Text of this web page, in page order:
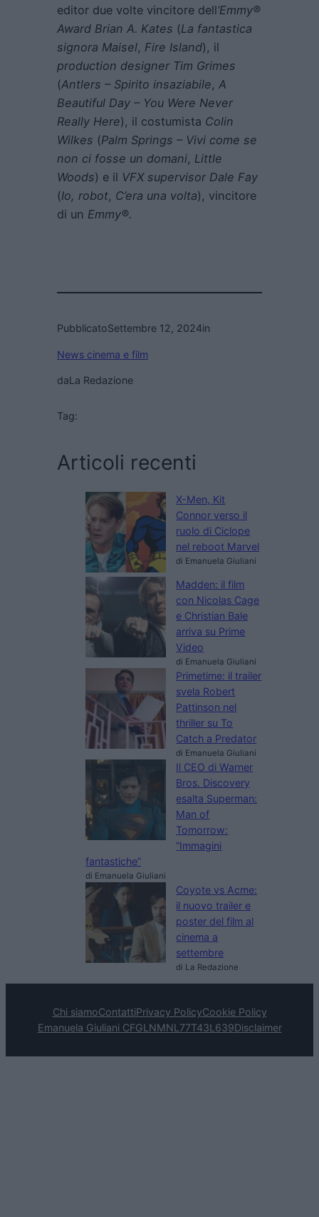
editor due volte vincitore dell‘Emmy®
Award Brian A. Kates (La fantastica
signora Maisel, Fire Island), il
production designer Tim Grimes
(Antlers – Spirito insaziabile, A
Beautiful Day – You Were Never
Really Here), il costumista Colin
Wilkes (Palm Springs – Vivi come se
non ci fosse un domani, Little
Woods) e il VFX supervisor Dale Fay
(Io, robot, C’era una volta), vincitore
di un Emmy®.
PubblicatoSettembre 12, 2024in
News cinema e film
daLa Redazione
Tag:
Articoli recenti
X-Men, Kit
Connor verso il
ruolo di Ciclope
nel reboot Marvel
di Emanuela Giuliani
Madden: il film
con Nicolas Cage
e Christian Bale
arriva su Prime
Video
di Emanuela Giuliani
Primetime: il trailer
svela Robert
Pattinson nel
thriller su To
Catch a Predator
di Emanuela Giuliani
Il CEO di Warner
Bros. Discovery
esalta Superman:
Man of
Tomorrow:
“Immagini
fantastiche”
di Emanuela Giuliani
Coyote vs Acme:
il nuovo trailer e
poster del film al
cinema a
settembre
di La Redazione
Chi siamoContattiPrivacy PolicyCookie Policy
Emanuela Giuliani CFGLNMNL77T43L639Disclaimer